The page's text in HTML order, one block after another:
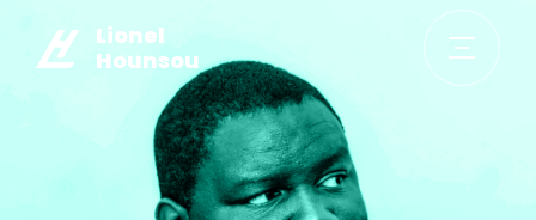
Lionel
Hounsou